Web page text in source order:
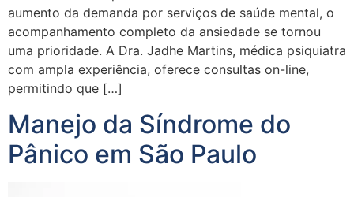
aumento da demanda por serviços de saúde mental, o
acompanhamento completo da ansiedade se tornou
uma prioridade. A Dra. Jadhe Martins, médica psiquiatra
com ampla experiência, oferece consultas on-line,
permitindo que […]
Manejo da Síndrome do
Pânico em São Paulo